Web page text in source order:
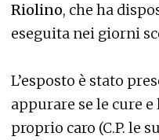
Riolino, che ha
eseguita nei giorni
L’esposto è stato
appurare se le cure
proprio caro (C.P. le